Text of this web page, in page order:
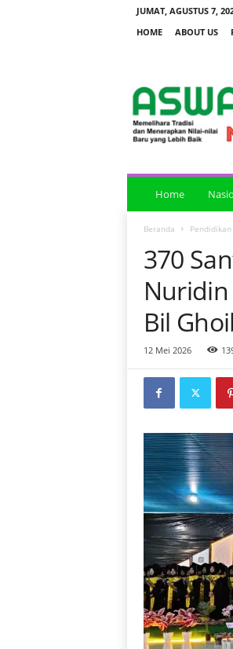
JUMAT, AGUSTUS 7,
HOME
ABOUT US
n
w
Home
Beranda Pendidikan
370
Nuridin
Bil
12 Mei 2026